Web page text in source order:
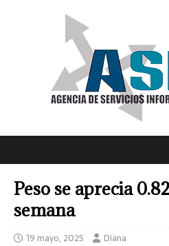
Peso se aprecia
semana
19 mayo, 2025 Diana